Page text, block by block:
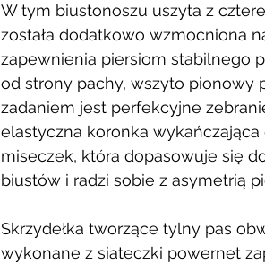
W tym biustonoszu uszyta z
została dodatkowo wzmocniona
zapewnienia piersiom stabilnego
od strony pachy, wszyto pionowy
zadaniem jest perfekcyjne
elastyczna koronka
miseczek, która dopasowuje się
biustów i radzi sobie z asymetrią
Skrzydełka tworzące tylny pas
wykonane z siateczki powernet